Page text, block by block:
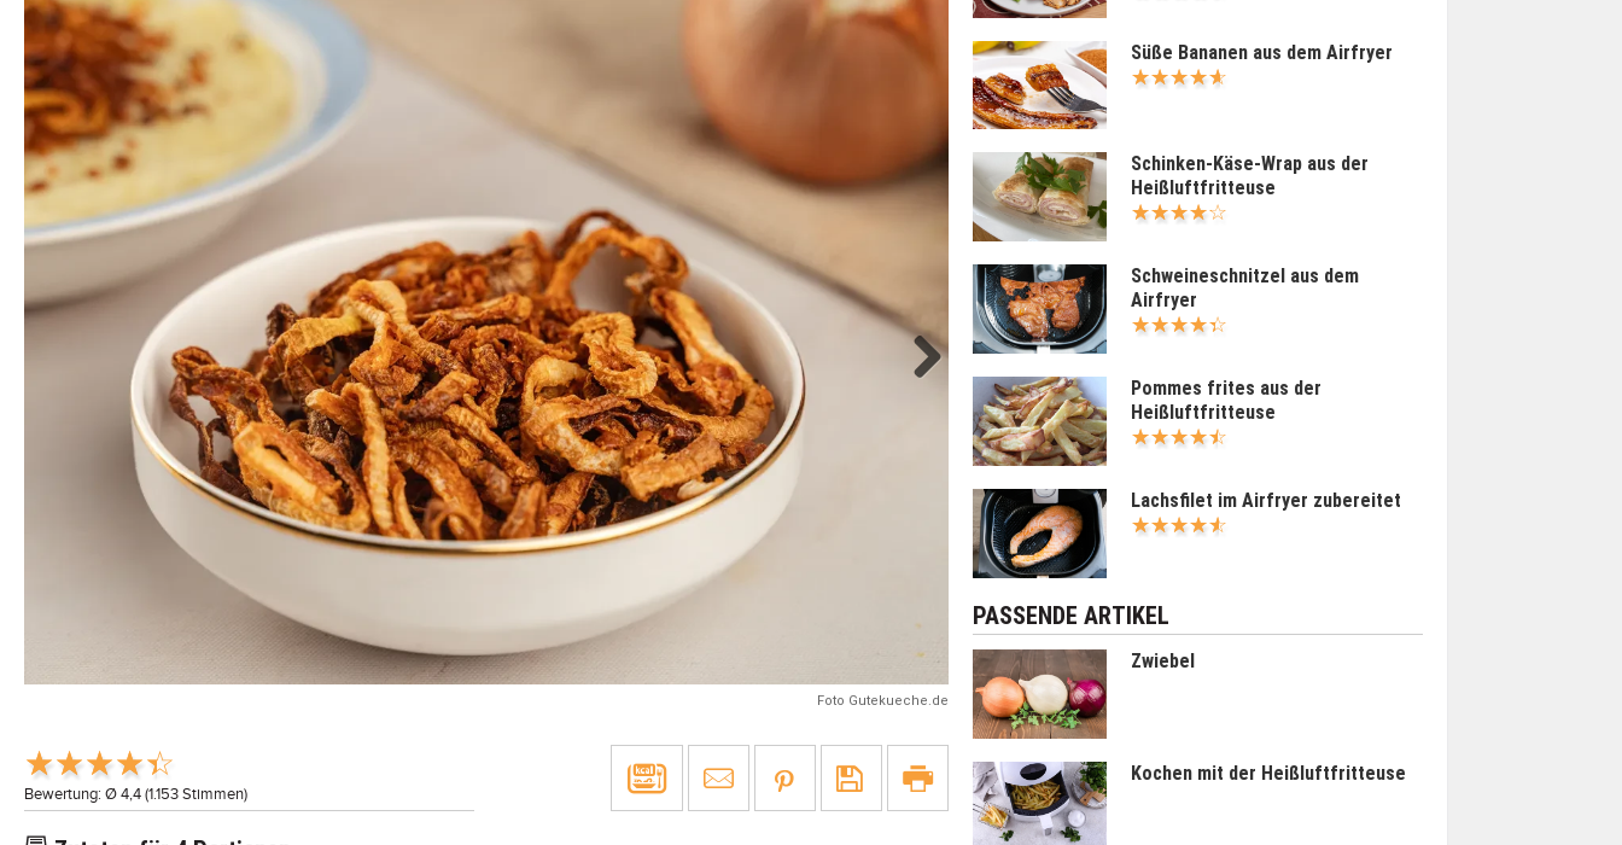
Foto Gutekueche.de
Bewertung: Ø 4,4 (1.153 Stimmen)
Süße Bananen aus dem Airfryer
Schinken-Käse-Wrap aus der
Heißluftfritteuse
Schweineschnitzel aus dem
Airfryer
Pommes frites aus der
Heißluftfritteuse
Lachsfilet im Airfryer zubereitet
PASSENDE ARTIKEL
Zwiebel
Kochen mit der Heißluftfritteuse